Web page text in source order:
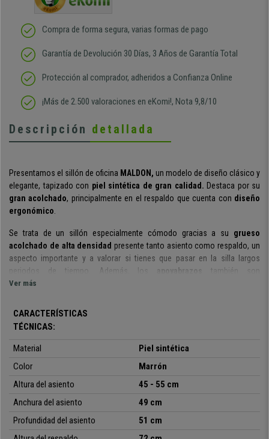
Compra de forma segura, varias formas de pago
Garantía de Devolución 30 Días, 3 Años de Garantía Total
Protección al comprador, adheridos a Confianza Online
¡Más de 2.500 valoraciones en eKomi!, Nota 9,8/10
Descripción detallada
Presentamos el sillón de oficina MALDON, un modelo de diseño clásico y
elegante, tapizado con piel sintética de gran calidad. Destaca por su
gran acolchado, principalmente en el respaldo que cuenta con diseño
ergonómico
Se trata de un sillón especialmente cómodo gracias a su grueso
acolchado de alta densidad presente tanto asiento como respaldo, un
aspecto importante y a valorar si tienes que pasar en la silla largos
periodos de tiempo. Además, los
también son
acolchados
Subase giratoria 360º
libertad de movimientos
ser utilizado en difentes espacios.
También cabe destacar que este sillón se ha fabricado con
sintética de gran calidad
con un precioso diseño que le confiere
elegancia y
distinción. Además, es unmaterial de fácil mantemiento y
Ver más
CARACTERÍSTICAS
TÉCNICAS:
Material
Piel sintética
Color
Marrón
Altura del asiento
45 - 55 cm
Anchura del asiento
49 cm
Profundidad del asiento
51 cm